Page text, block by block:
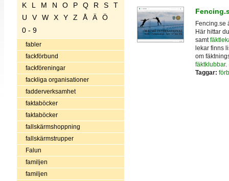
K
L M N O P Q R S
T
U
V W X Y Z Å Ä
Ö
0 - 9
fabler
fackförbund
fackföreningar
fackliga organisationer
fadderverksamhet
faktaböcker
faktaböcker
fallskärmshoppning
fallskärmstrupper
Falun
familjen
familjen
Fencing.se
Här hittar
samt
lekar finns
om
fäktklubbar.
Taggar: